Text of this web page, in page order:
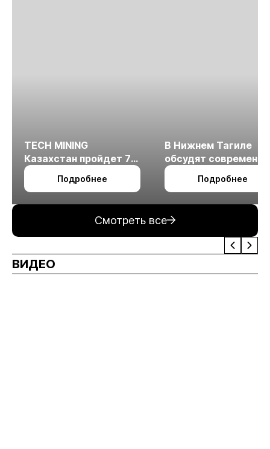
TECH MINING
Казахстан пройдет 7
октября в Алматы
Подробнее
В Нижнем Тагиле
обсудят
технологии
измельчения
Подробнее
Смотреть все
ВИДЕО